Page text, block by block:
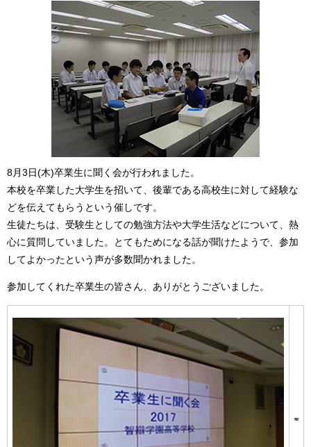
8月3日(木)卒業生に聞く会が行われました。
本校を卒業した大学生を招いて、後輩である高校生に対して経験な
どを伝えてもらうという催しです。
生徒たちは、受験生としての勉強方法や大学生活などについて、熱
心に質問していました。とてもためになる話が聞けたようで、参加
してよかったという声が多数聞かれました。
参加してくれた卒業生の皆さん、ありがとうございました。